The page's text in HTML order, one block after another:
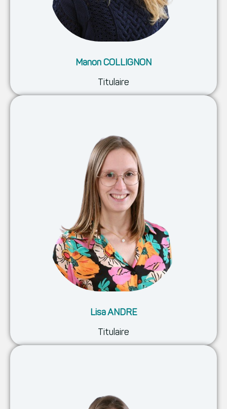
Manon COLLIGNON
Titulaire
Lisa ANDRE
Titulaire